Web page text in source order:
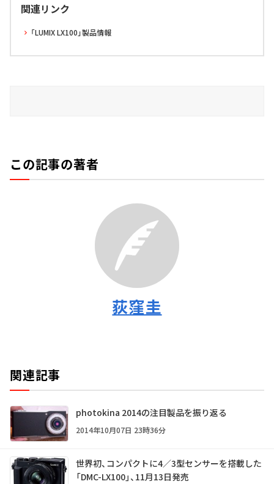
関連リンク
「LUMIX LX100」製品情報
この記事の著者
荻窪圭
関連記事
photokina 2014の注目製品を振り返る
2014年10月07日 23時36分
世界初、コンパクトに4／3型センサーを搭載した
「DMC-LX100」、11月13日発売